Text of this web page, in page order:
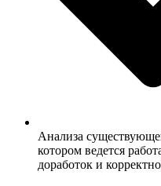
Анализа
котором ведется
доработок и